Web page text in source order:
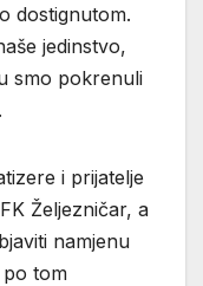
dostignutom.
jedinstvo,
smo pokrenuli
i prijatelje
Željezničar, a
namjenu
tom